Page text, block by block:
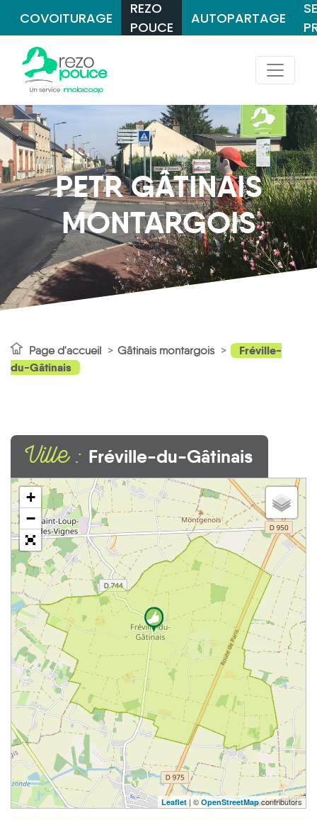
COVOITURAGE
REZO
POUCE
AUTOPARTAGE
PETR GÂTINAIS
MONTARGOIS
Page d'accueil Gâtinais montargois
Fréville-
du-Gâtinais
Ville : Fréville-du-Gâtinais
+
−
Leaflet | ©OpenStreetMapcontributors